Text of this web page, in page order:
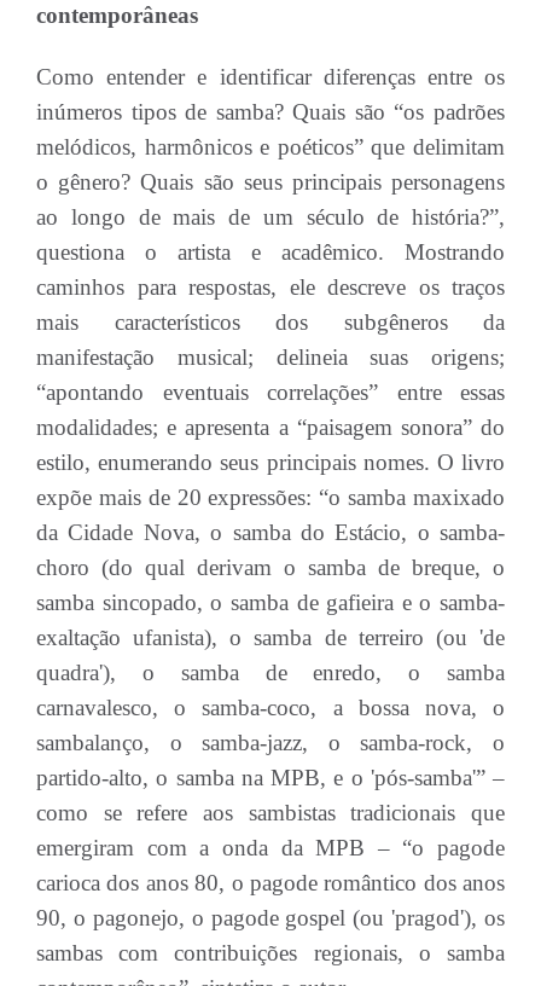
contemporâneas
Como entender e identificar diferenças entre os
inúmeros tipos de samba? Quais são “os padrões
melódicos, harmônicos e poéticos” que delimitam
o gênero? Quais são seus principais personagens
ao longo de mais de um século de história?”,
questiona o artista e acadêmico. Mostrando
caminhos para respostas, ele descreve os traços
mais característicos dos subgêneros da
manifestação musical; delineia suas origens;
“apontando eventuais correlações” entre essas
modalidades; e apresenta a “paisagem sonora” do
estilo, enumerando seus principais nomes. O livro
expõe mais de 20 expressões: “o samba maxixado
da Cidade Nova, o samba do Estácio, o samba-
choro (do qual derivam o samba de breque, o
samba sincopado, o samba de gafieira e o samba-
exaltação ufanista), o samba de terreiro (ou 'de
quadra'), o samba de enredo, o samba
carnavalesco, o samba-coco, a bossa nova, o
sambalanço, o samba-jazz, o samba-rock, o
partido-alto, o samba na MPB, e o 'pós-samba'” –
como se refere aos sambistas tradicionais que
emergiram com a onda da MPB – “o pagode
carioca dos anos 80, o pagode romântico dos anos
90, o pagonejo, o pagode gospel (ou 'pragod'), os
sambas com contribuições regionais, o samba